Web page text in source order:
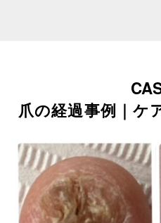
爪の経過事例｜ケ